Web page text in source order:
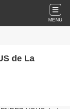
MENU
de La